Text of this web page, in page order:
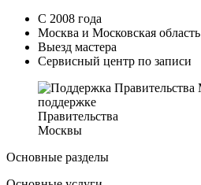
С 2008 года
Москва и Московская область
Выезд мастера
Сервисный центр по записи
поддержке
Правительства
Москвы
Основные разделы